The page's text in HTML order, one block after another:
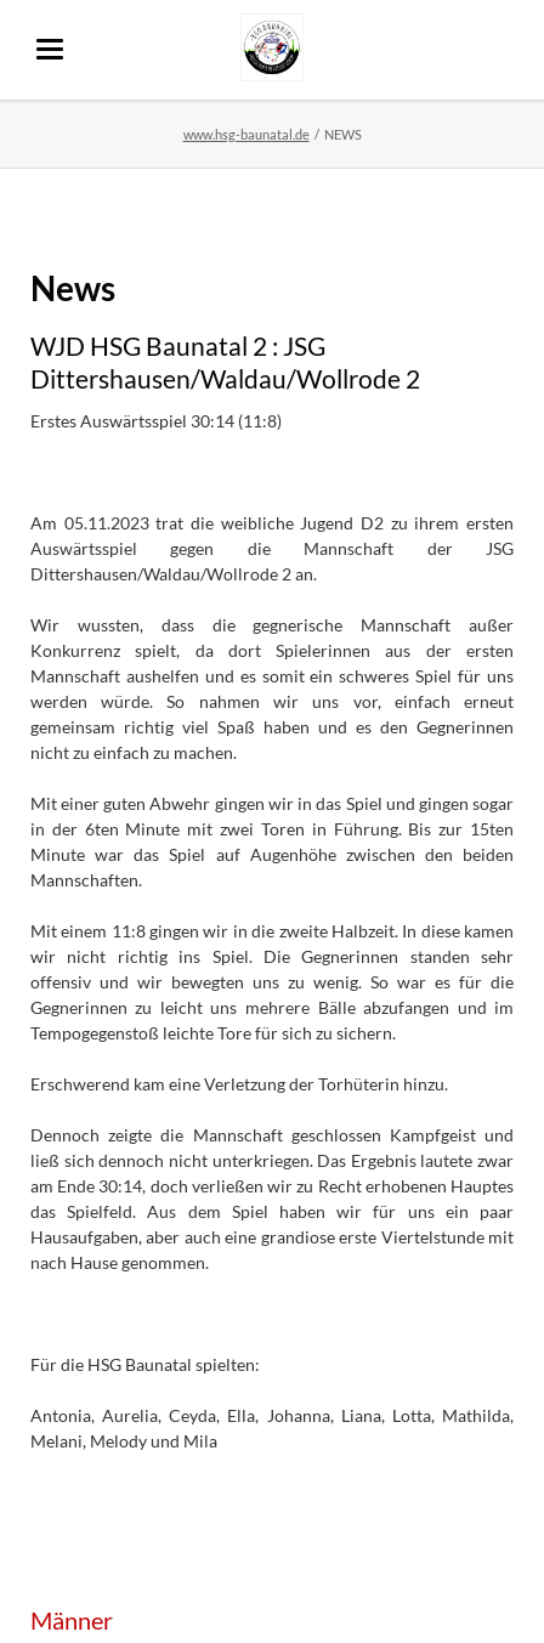
www.hsg-baunatal.de NEWS
News
WJD HSG Baunatal 2 : JSG
Dittershausen/Waldau/Wollrode 2
Erstes Auswärtsspiel 30:14 (11:8)
Am 05.11.2023 trat die weibliche Jugend D2 zu ihrem ersten
Auswärtsspiel gegen die Mannschaft der JSG
Dittershausen/Waldau/Wollrode 2 an.
Wir wussten, dass die gegnerische Mannschaft außer
Konkurrenz spielt, da dort Spielerinnen aus der ersten
Mannschaft aushelfen und es somit ein schweres Spiel für uns
werden würde. So nahmen wir uns vor, einfach erneut
gemeinsam richtig viel Spaß haben und es den Gegnerinnen
nicht zu einfach zu machen.
Mit einer guten Abwehr gingen wir in das Spiel und gingen sogar
in der 6ten Minute mit zwei Toren in Führung. Bis zur 15ten
Minute war das Spiel auf Augenhöhe zwischen den beiden
Mannschaften.
Mit einem 11:8 gingen wir in die zweite Halbzeit. In diese kamen
wir nicht richtig ins Spiel. Die Gegnerinnen standen sehr
offensiv und wir bewegten uns zu wenig. So war es für die
Gegnerinnen zu leicht uns mehrere Bälle abzufangen und im
Tempogegenstoß leichte Tore für sich zu sichern.
Erschwerend kam eine Verletzung der Torhüterin hinzu.
Dennoch zeigte die Mannschaft geschlossen Kampfgeist und
ließ sich dennoch nicht unterkriegen. Das Ergebnis lautete zwar
am Ende 30:14, doch verließen wir zu Recht erhobenen Hauptes
das Spielfeld. Aus dem Spiel haben wir für uns ein paar
Hausaufgaben, aber auch eine grandiose erste Viertelstunde mit
nach Hause genommen.
Für die HSG Baunatal spielten:
Antonia, Aurelia, Ceyda, Ella, Johanna, Liana, Lotta, Mathilda,
Melani, Melody und Mila
Männer